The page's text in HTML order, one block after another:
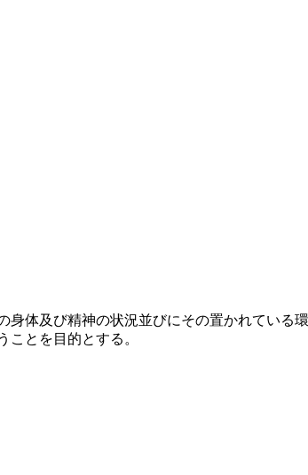
体及び精神の状況並びにその置かれている
とを目的とする。